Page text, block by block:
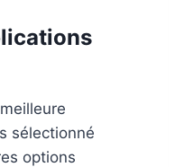
sélectionné
options